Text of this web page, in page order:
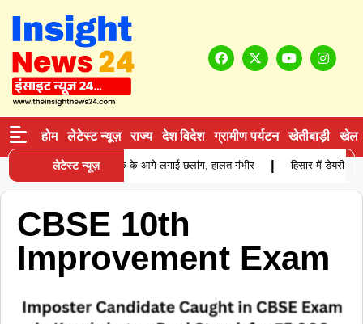
होम लेटेस्ट न्यूज़ राज्य देश विदेश ग्रामीण पर्यटन खेतीबाड़ी खेल
लेटेस्ट न्यूज़
से विवाद के बाद युवक ने ट्रक के आगे लगाई छलांग, हालत गंभीर हिसार में डेयरी
CBSE 10th
Improvement Exam